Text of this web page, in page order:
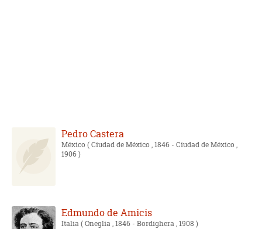
Pedro Castera
México( Ciudad de México , 1846 - Ciudad de México ,
1906 )
Edmundo de Amicis
Italia( Oneglia , 1846 - Bordighera , 1908 )